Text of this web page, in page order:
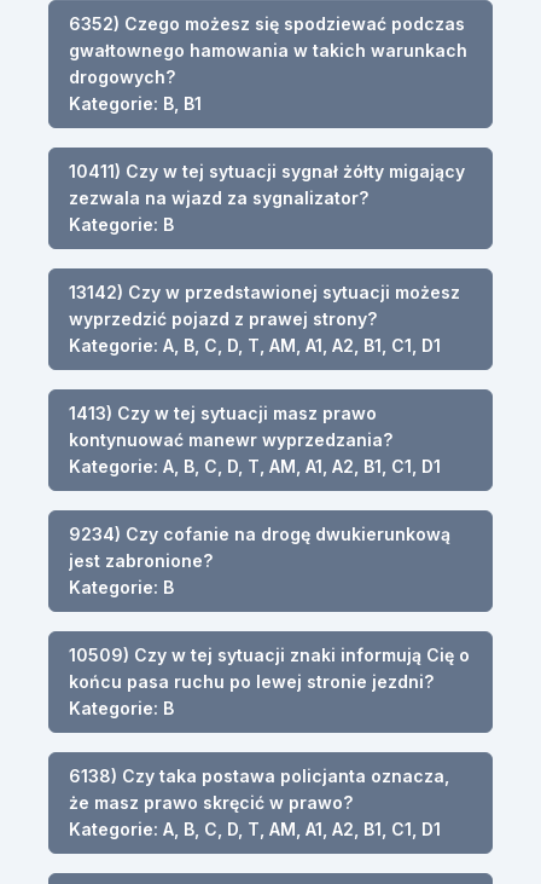
6352) Czego możesz się spodziewać podczas
gwałtownego hamowania w takich warunkach
drogowych?
Kategorie: B, B1
10411) Czy w tej sytuacji sygnał żółty migający
zezwala na wjazd za sygnalizator?
Kategorie: B
13142) Czy w przedstawionej sytuacji możesz
wyprzedzić pojazd z prawej strony?
Kategorie: A, B, C, D, T, AM, A1, A2, B1, C1, D1
1413) Czy w tej sytuacji masz prawo
kontynuować manewr wyprzedzania?
Kategorie: A, B, C, D, T, AM, A1, A2, B1, C1, D1
9234) Czy cofanie na drogę dwukierunkową
jest zabronione?
Kategorie: B
10509) Czy w tej sytuacji znaki informują Cię o
końcu pasa ruchu po lewej stronie jezdni?
Kategorie: B
6138) Czy taka postawa policjanta oznacza,
że masz prawo skręcić w prawo?
Kategorie: A, B, C, D, T, AM, A1, A2, B1, C1, D1